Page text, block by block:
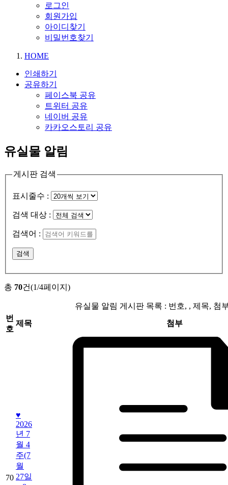
로그인
회원가입
아이디찾기
비밀번호찾기
HOME
인쇄하기
공유하기
페이스북 공유
트위터 공유
네이버 공유
카카오스토리 공유
유실물 알림
게시판 검색
표시줄수 :
검색 대상 :
검색어 :
검색
총 70건(1/4페이지)
유실물 알림 게시판 목록 : 번호, , 제목, 첨
번
호
제목 첨부
70
♥
2026
년 7
월 4
주(7
월
27일